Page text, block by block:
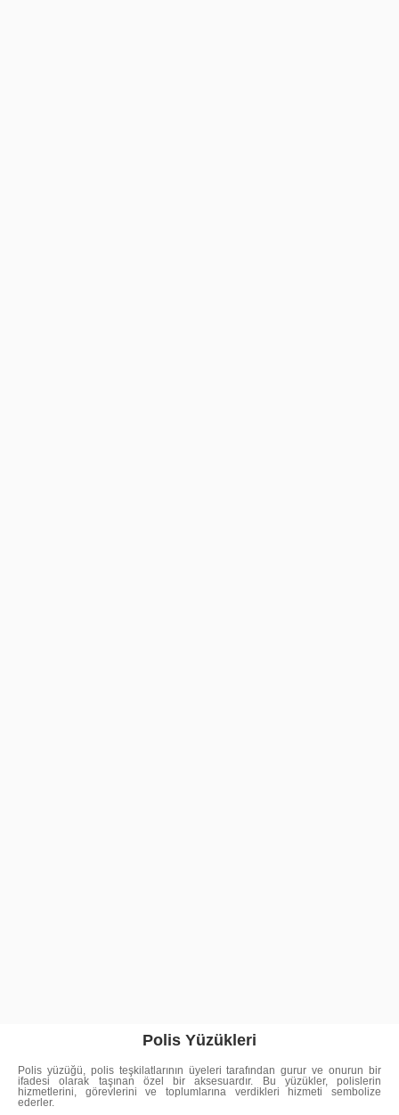
Polis Yüzükleri
Polis yüzüğü, polis teşkilatlarının üyeleri tarafından gurur ve onurun bir
ifadesi olarak taşınan özel bir aksesuardır. Bu yüzükler, polislerin
hizmetlerini, görevlerini ve toplumlarına verdikleri hizmeti sembolize
ederler.